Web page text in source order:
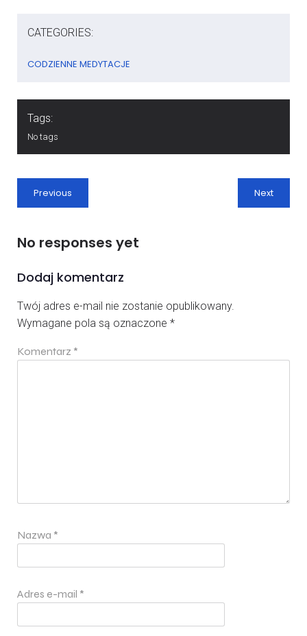
CATEGORIES:
CODZIENNE MEDYTACJE
Tags:
No tags
Previous Next
No responses yet
Dodaj komentarz
Twój adres e-mail nie zostanie opublikowany.
Wymagane pola są oznaczone *
Komentarz *
Nazwa *
Adres e-mail *